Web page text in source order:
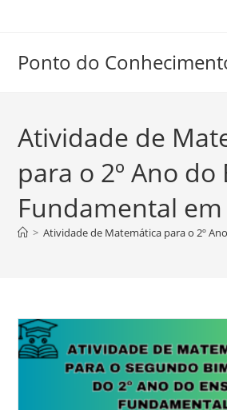
conteúdo
Ponto do
Atividade de
para o 2º Ano do
Fundamental em
> Atividade de Matemática para o 2º